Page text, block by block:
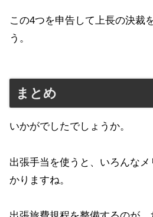
この4つを申告して上長の決裁
う。
まとめ
いかがでしたでしょうか。
出張手当を使うと、いろんな
かりますね。